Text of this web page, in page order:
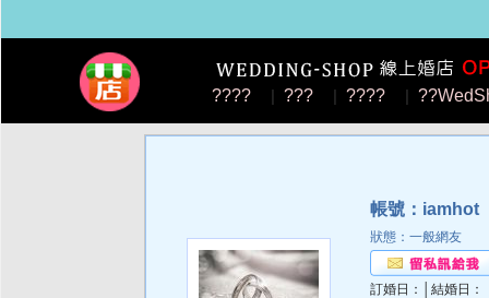
???? | ??? | ???? |
帳號：iamhot
狀態：一般網友
訂婚日：│結婚日：